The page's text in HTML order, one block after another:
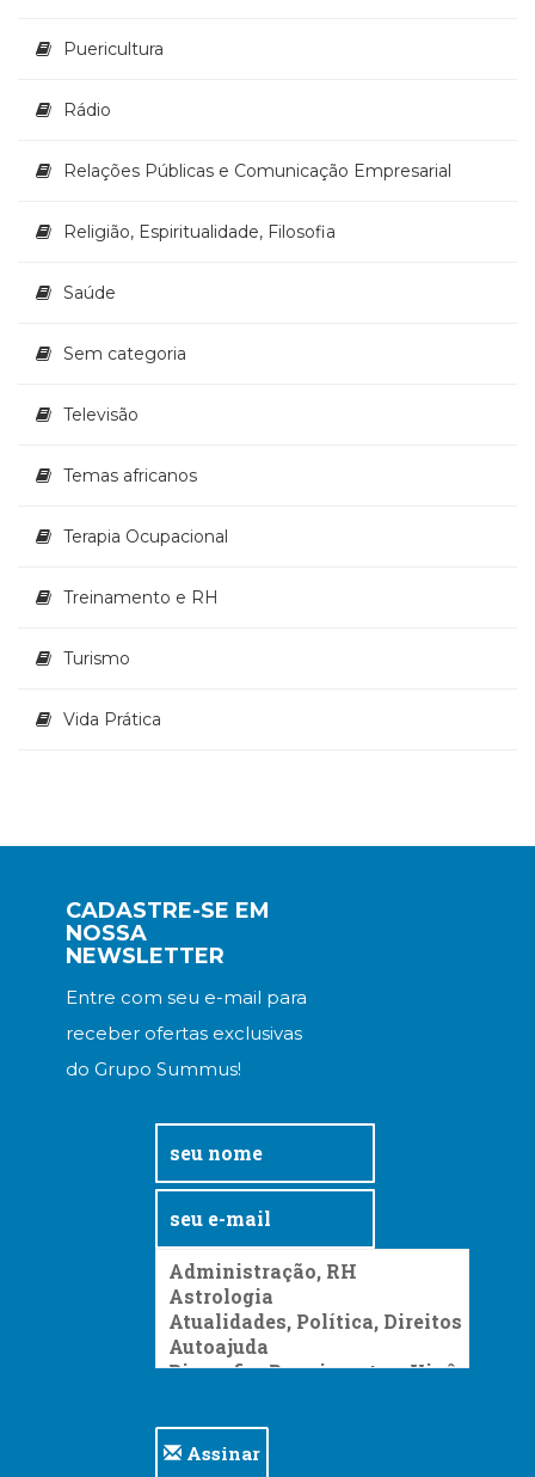
Puericultura
Rádio
Relações Públicas e Comunicação Empresarial
Religião, Espiritualidade, Filosofia
Saúde
Sem categoria
Televisão
Temas africanos
Terapia Ocupacional
Treinamento e RH
Turismo
Vida Prática
CADASTRE-SE EM
NOSSA
NEWSLETTER
Entre com seu e-mail para
receber ofertas exclusivas
do Grupo Summus!
Assinar